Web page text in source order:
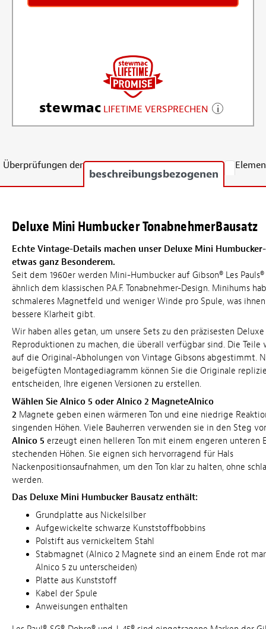
stewmac LIFETIME VERSPRECHEN
Überprüfungen der
beschreibungsbezogenen
Deluxe Mini Humbucker TonabnehmerBausatz
Echte Vintage-Details machen unser Deluxe Mini
etwas ganz Besonderem.
Seit dem 1960er werden Mini-Humbucker auf Gibson® Les
ähnlich dem klassischen P.A.F. Tonabnehmer-Design. Minihums
schmaleres Magnetfeld und weniger Winde pro Spule, was
bessere Klarheit gibt.
Wir haben alles getan, um unsere Sets zu den präzisesten
Reproduktionen zu machen, die überall verfügbar sind. Die
auf die Original-Abholungen von Vintage Gibsons abgestimmt.
beigefügten Montagediagramm können Sie die Originale
entscheiden, Ihre eigenen Versionen zu erstellen.
Wählen Sie Alnico 5 oder Alnico 2 MagneteAlnico
2 Magnete geben einen wärmeren Ton und eine niedrige
singenden Höhen. Viele Bauherren verwenden sie in den Steg
Alnico 5 erzeugt einen helleren Ton mit einem engeren unteren
stechenden Höhen. Sie eignen sich hervorragend für Hals
Nackenpositionsaufnahmen, um den Ton klar zu halten, ohne
werden.
Das Deluxe Mini Humbucker Bausatz enthält:
Grundplatte aus Nickelsilber
Aufgewickelte schwarze Kunststoffbobbins
Polstift aus vernickeltem Stahl
Stabmagnet (Alnico 2 Magnete sind an einem Ende rot
Alnico 5 zu unterscheiden)
Platte aus Kunststoff
Kabel der Spule
Anweisungen enthalten